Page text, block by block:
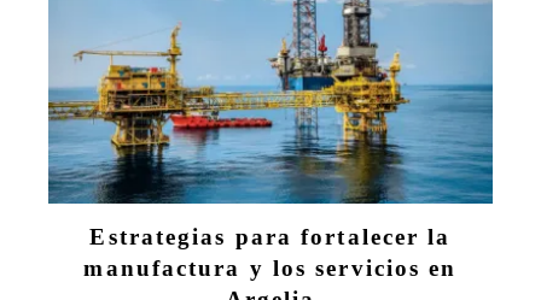
Estrategias para fortalecer la
manufactura y los servicios en